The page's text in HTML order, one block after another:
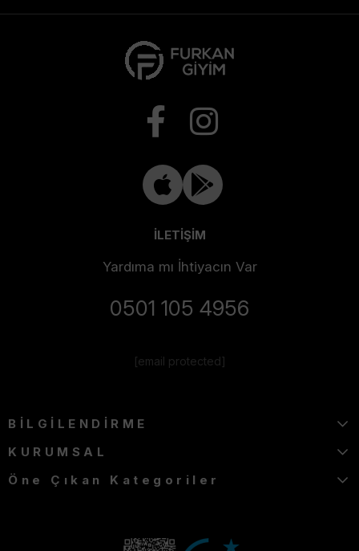
İLETİŞİM
Yardıma mı İhtiyacın Var
0501 105 4956
[email protected]
BİLGİLENDİRME
KURUMSAL
Öne Çıkan Kategoriler